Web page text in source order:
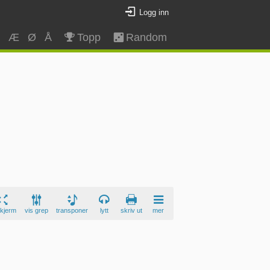
Logg inn
Æ Ø Å Topp Random
vis grep transponer lytt skriv ut mer